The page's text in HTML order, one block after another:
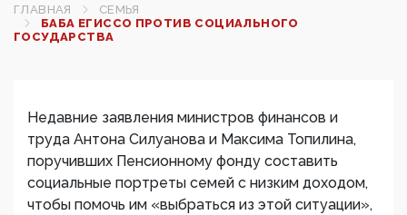
ГЛАВНАЯ
СЕМЬЯ
БАБА ЕГИССО ПРОТИВ СОЦИАЛЬНОГО
ГОСУДАРСТВА
Недавние заявления министров финансов и
труда Антона Силуанова и Максима Топилина,
поручивших Пенсионному фонду составить
социальные портреты семей с низким доходом,
чтобы помочь им «выбраться из этой ситуации»,